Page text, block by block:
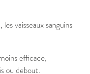
vaisseaux sanguins
efficace,
ou debout.